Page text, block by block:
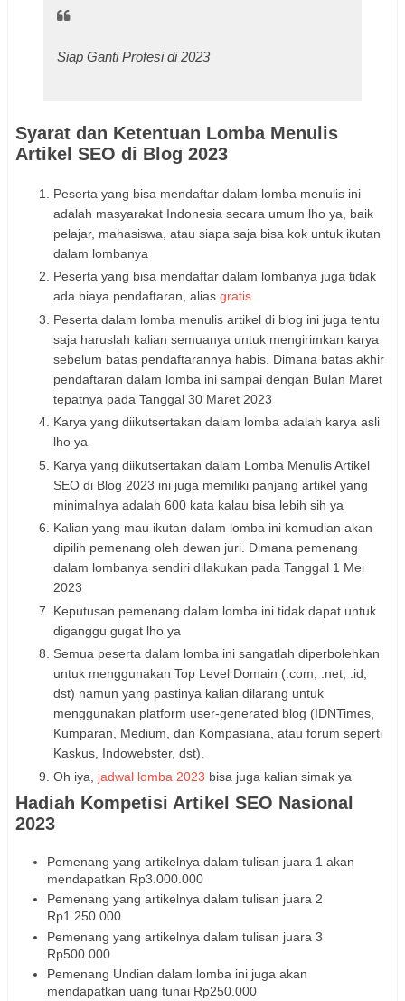
Siap Ganti Profesi di 2023
Syarat dan Ketentuan Lomba Menulis
Artikel SEO di Blog 2023
Peserta yang bisa mendaftar dalam lomba menulis ini
adalah masyarakat Indonesia secara umum lho ya, baik
pelajar, mahasiswa, atau siapa saja bisa kok untuk ikutan
dalam lombanya
Peserta yang bisa mendaftar dalam lombanya juga tidak
ada biaya pendaftaran, alias gratis
Peserta dalam lomba menulis artikel di blog ini juga tentu
saja haruslah kalian semuanya untuk mengirimkan karya
sebelum batas pendaftarannya habis. Dimana batas akhir
pendaftaran dalam lomba ini sampai dengan Bulan Maret
tepatnya pada Tanggal 30 Maret 2023
Karya yang diikutsertakan dalam lomba adalah karya asli
lho ya
Karya yang diikutsertakan dalam Lomba Menulis Artikel
SEO di Blog 2023 ini juga memiliki panjang artikel yang
minimalnya adalah 600 kata kalau bisa lebih sih ya
Kalian yang mau ikutan dalam lomba ini kemudian akan
dipilih pemenang oleh dewan juri. Dimana pemenang
dalam lombanya sendiri dilakukan pada Tanggal 1 Mei
2023
Keputusan pemenang dalam lomba ini tidak dapat untuk
diganggu gugat lho ya
Semua peserta dalam lomba ini sangatlah diperbolehkan
untuk menggunakan Top Level Domain (.com, .net, .id,
dst) namun yang pastinya kalian dilarang untuk
menggunakan platform user-generated blog (IDNTimes,
Kumparan, Medium, dan Kompasiana, atau forum seperti
Kaskus, Indowebster, dst).
Oh iya, jadwal lomba 2023 bisa juga kalian simak ya
Hadiah Kompetisi Artikel SEO Nasional
2023
Pemenang yang artikelnya dalam tulisan juara 1 akan
mendapatkan Rp3.000.000
Pemenang yang artikelnya dalam tulisan juara 2
Rp1.250.000
Pemenang yang artikelnya dalam tulisan juara 3
Rp500.000
Pemenang Undian dalam lomba ini juga akan
mendapatkan uang tunai Rp250.000